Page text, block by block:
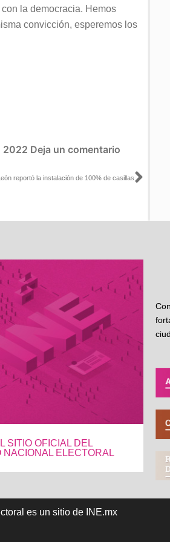
la democracia. Hemos
convicción, esperemos los
2022 Deja un comentario
reportó la instalación de 100% de casillas
SITIO OFICIAL DEL
NACIONAL ELECTORAL
es un sitio de INE.mx